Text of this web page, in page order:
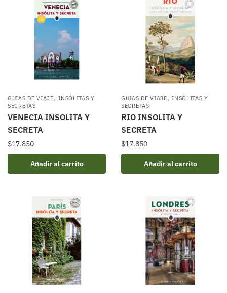
GUIAS DE VIAJE,INSÓLITAS Y
SECRETAS
VENECIA INSOLITA Y
SECRETA
$17.850
Añadir al carrito
GUIAS DE VIAJE,INSÓLITAS Y
SECRETAS
RIO INSOLITA Y
SECRETA
$17.850
Añadir al carrito